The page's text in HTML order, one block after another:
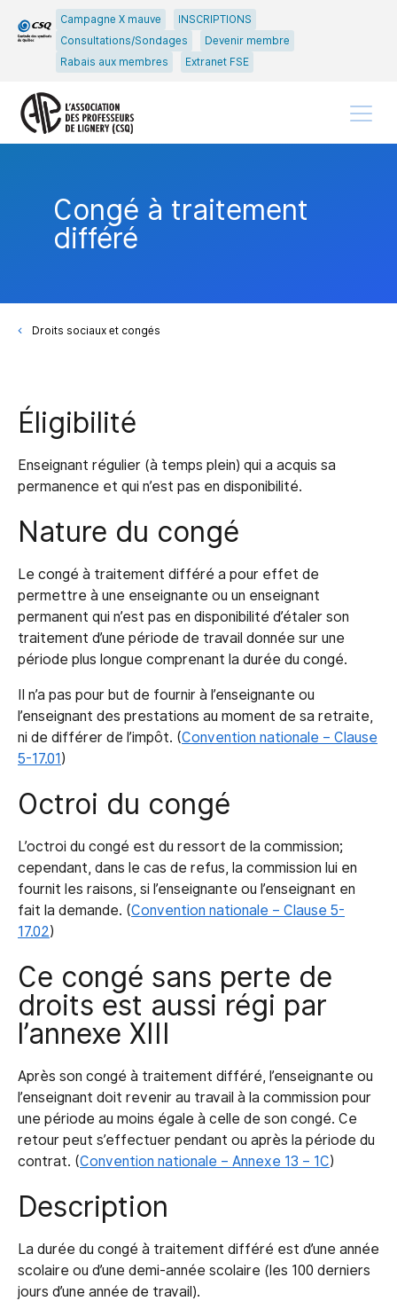
Passer
au
principal
Passer
au
Campagne X mauve
INSCRIPTIONS
Consultations/Sondages
Devenir membre
Rabais aux membres
Extranet FSE
Congé à traitement
différé
Droits sociaux et congés
Éligibilité
Enseignant régulier (à temps plein) qui a acquis sa
permanence et qui n’est pas en disponibilité.
Nature du congé
Le congé à traitement différé a pour effet de
permettre à une enseignante ou un enseignant
permanent qui n’est pas en disponibilité d’étaler son
traitement d’une période de travail donnée sur une
période plus longue comprenant la durée du congé.
Il n’a pas pour but de fournir à l’enseignante ou
l’enseignant des prestations au moment de sa retraite,
ni de différer de l’impôt. (Convention nationale – Clause
5-17.01 )
Octroi du congé
L’octroi du congé est du ressort de la commission;
cependant, dans le cas de refus, la commission lui en
fournit les raisons, si l’enseignante ou l’enseignant en
fait la demande. (Convention nationale – Clause 5-
17.02)
Ce congé sans perte de
droits est aussi régi par
l’annexe XIII
Après son congé à traitement différé, l’enseignante ou
l’enseignant doit revenir au travail à la commission pour
une période au moins égale à celle de son congé. Ce
retour peut s’effectuer pendant ou après la période du
contrat. (Convention nationale – Annexe 13 – 1C)
Description
La durée du congé à traitement différé est d’une année
scolaire ou d’une demi-année scolaire (les 100 derniers
jours d’une année de travail).